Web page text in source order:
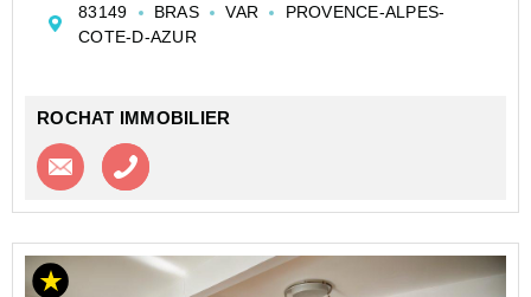
cadre de vie agréable, un excellent état d'entre...
83149 BRAS VAR
PROVENCE-ALPES-
COTE-D-AZUR
ROCHAT IMMOBILIER
Contacter l'agence